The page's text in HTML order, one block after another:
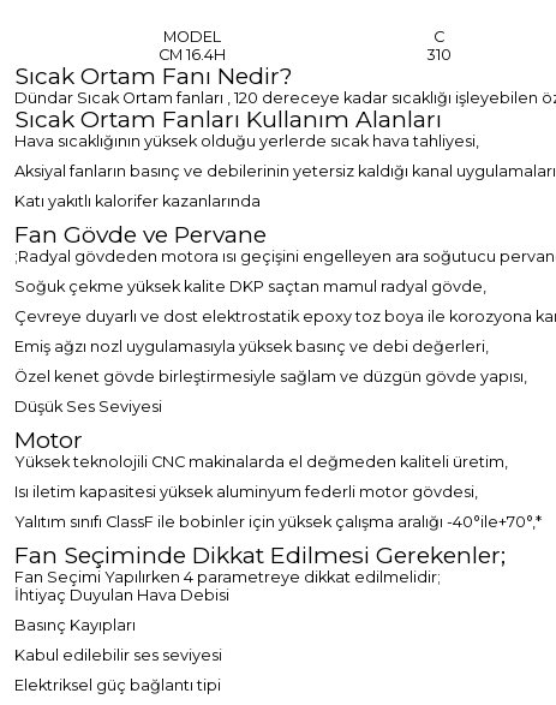
MODEL C
CM 16.4H
310
Sıcak Ortam Fanı Nedir?
Dündar Sıcak Ortam fanları , 120 dereceye kadar sıcaklığı işleyebilen
Sıcak Ortam Fanları Kullanım Alanları
Hava sıcaklığının yüksek olduğu yerlerde sıcak hava tahliyesi,
Aksiyal fanların basınç ve debilerinin yetersiz kaldığı kanal
Katı yakıtlı kalorifer kazanlarında
Fan Gövde ve Pervane
;Radyal gövdeden motora ısı geçişini engelleyen ara soğutucu
Soğuk çekme yüksek kalite DKP saçtan mamul radyal gövde,
Çevreye duyarlı ve dost elektrostatik epoxy toz boya ile korozyona
Emiş ağzı nozl uygulamasıyla yüksek basınç ve debi değerleri,
Özel kenet gövde birleştirmesiyle sağlam ve düzgün gövde yapısı,
Düşük Ses Seviyesi
Motor
Yüksek teknolojili CNC makinalarda el değmeden kaliteli üretim,
Isı iletim kapasitesi yüksek aluminyum federli motor gövdesi,
Yalıtım sınıfı ClassF ile bobinler için yüksek çalışma aralığı -40°ile+70°,*
Fan Seçiminde Dikkat Edilmesi Gerekenler;
Fan Seçimi Yapılırken 4 parametreye dikkat edilmelidir;
İhtiyaç Duyulan Hava Debisi
Basınç Kayıpları
Kabul edilebilir ses seviyesi
Elektriksel güç bağlantı tipi